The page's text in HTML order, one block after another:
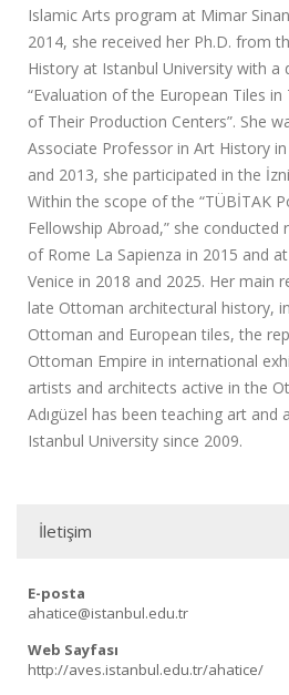
Islamic Arts program at Mimar
2014, she received her Ph.D. from
History at Istanbul University with a
“Evaluation of the European Tiles in
of Their Production Centers”. She
Associate Professor in Art History
and 2013, she participated in the
Within the scope of the “TÜBİTAK
Fellowship Abroad,” she conducted
of Rome La Sapienza in 2015 and
Venice in 2018 and 2025. Her main
late Ottoman architectural history,
Ottoman and European tiles, the
Ottoman Empire in international
artists and architects active in the
Adıgüzel has been teaching art
Istanbul University since 2009.
İletişim
E-posta
ahatice@istanbul.edu.tr
Web Sayfası
http://aves.istanbul.edu.tr/ahatice/